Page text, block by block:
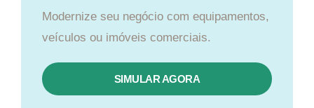
Modernize seu negócio com equipamentos,
veículos ou imóveis comerciais.
SIMULAR AGORA